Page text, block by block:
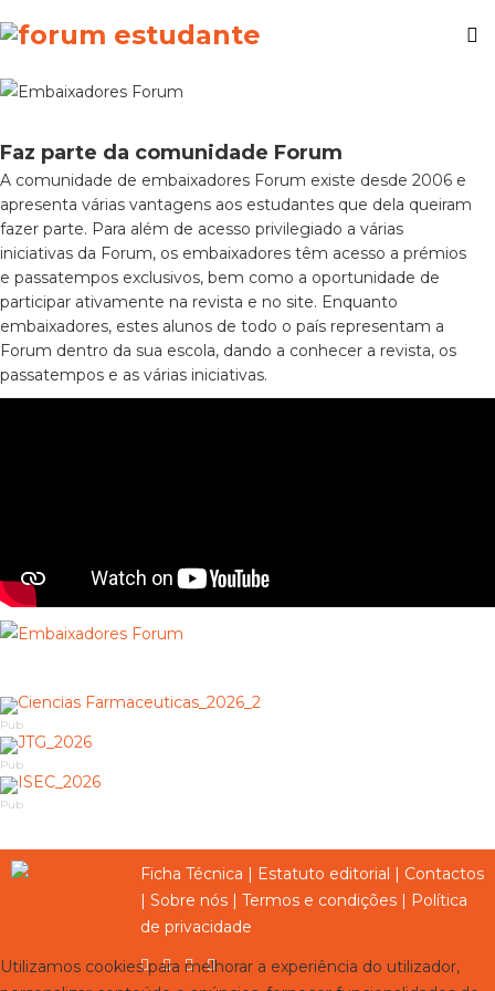
Faz parte da comunidade Forum
A comunidade de embaixadores Forum existe desde 2006 e
apresenta várias vantagens aos estudantes que dela queiram
fazer parte. Para além de acesso privilegiado a várias
iniciativas da Forum, os embaixadores têm acesso a prémios
e passatempos exclusivos, bem como a oportunidade de
participar ativamente na revista e no site. Enquanto
embaixadores, estes alunos de todo o país representam a
Forum dentro da sua escola, dando a conhecer a revista, os
passatempos e as várias iniciativas.
Pub
Pub
Pub
Ficha Técnica | Estatuto editorial | Contactos
| Sobre nós | Termos e condições | Política
de privacidade
Utilizamos cookies para melhorar a experiência do utilizador,